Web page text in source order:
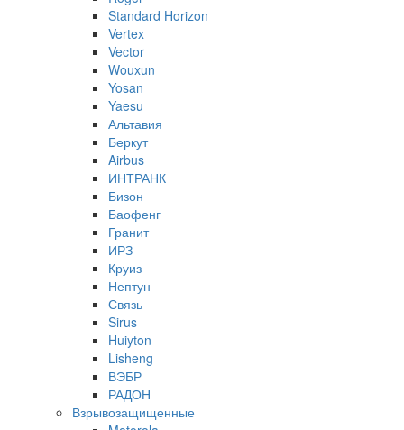
Standard Horizon
Vertex
Vector
Wouxun
Yosan
Yaesu
Альтавия
Беркут
Airbus
ИНТРАНК
Бизон
Баофенг
Гранит
ИРЗ
Круиз
Нептун
Связь
Sirus
Huiyton
Lisheng
ВЭБР
РАДОН
Взрывозащищенные